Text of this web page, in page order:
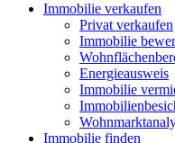
Immobilie verkaufen
Privat verkaufen
Immobilie
Energieausweis
Immobilie
Immobilie finden